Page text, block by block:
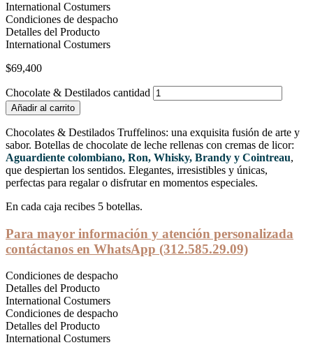
International Costumers
Condiciones de despacho
Detalles del Producto
International Costumers
$69,400
Chocolate & Destilados cantidad
Añadir al carrito
Chocolates & Destilados Truffelinos: una exquisita fusión de arte y
sabor. Botellas de chocolate de leche rellenas con cremas de licor:
Aguardiente colombiano, Ron, Whisky, Brandy y Cointreau,
que despiertan los sentidos. Elegantes, irresistibles y únicas,
perfectas para regalar o disfrutar en momentos especiales.
En cada caja recibes 5 botellas.
Para mayor información y atención personalizada
contáctanos en WhatsApp (312.585.29.09)
Condiciones de despacho
Detalles del Producto
International Costumers
Condiciones de despacho
Detalles del Producto
International Costumers